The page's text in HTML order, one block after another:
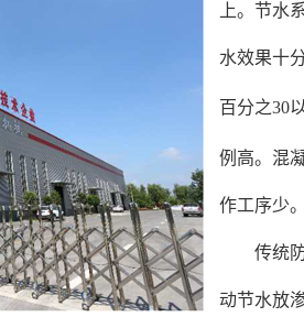
上。节水
水效果十
百分之30
例高。混
作工序少。
传统防
动节水放